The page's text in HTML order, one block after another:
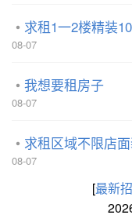
求租1一2楼精装
08-07
我想要租房子
08-07
求租区域不限店
08-07
[最新